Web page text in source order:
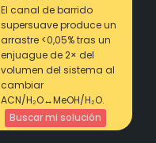
El canal de barrido
supersuave produce un
arrastre <0,05% tras un
enjuague de 2× del
volumen del sistema al
cambiar
ACN/H₂O↔MeOH/H₂O.
Buscar mi solución